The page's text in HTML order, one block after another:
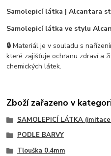
Samolepicí látka | Alcantara
Samolepicí látka ve stylu
🔒 Materiál je v souladu s
které zajišťuje ochranu zdraví a
chemických látek.
Zboží zařazeno v
SAMOLEPICÍ LÁTKA
PODLE BARVY
Tlouška 0.4mm